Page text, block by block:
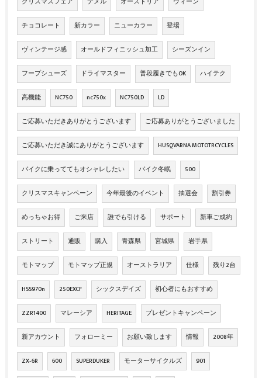
チョコレート 新カラー ニューカラー 登場
ヴィンテージ感 オールドフィニッシュ加工 シーズンイン
フープシューズ ドライマスター 普段履きでもOK ハイテク
高機能 NC750 nc750x NC750LD LD
ご応募いただきありがとうございます ご応募ありがとうございました
ご応募いただき誠にありがとうございます HUSQVARNA MOTOTRCYCLES
バイクに乗っててもオシャレしたい バイク冬眠 500
クリスマスキャンペーン 今年最後のイベント 抽選会 割引券
めっちゃお得 ご来店 誰でも引ける サポート 新車ご成約
ストリート 通販 購入 青森県 宮城県 岩手県
モトマップ モトマップ正規 オーストラリア 仕様 残り2台
HSS970n 250EXCF シックスデイズ 初心者にもおすすめ
ZZR1400 マレーシア HERITAGE プレゼントキャンペーン
新アカウント フォローミー お願い致します 情報 2008年
ZX‐6R 600 SUPERDUKER モーターサイクルズ 901